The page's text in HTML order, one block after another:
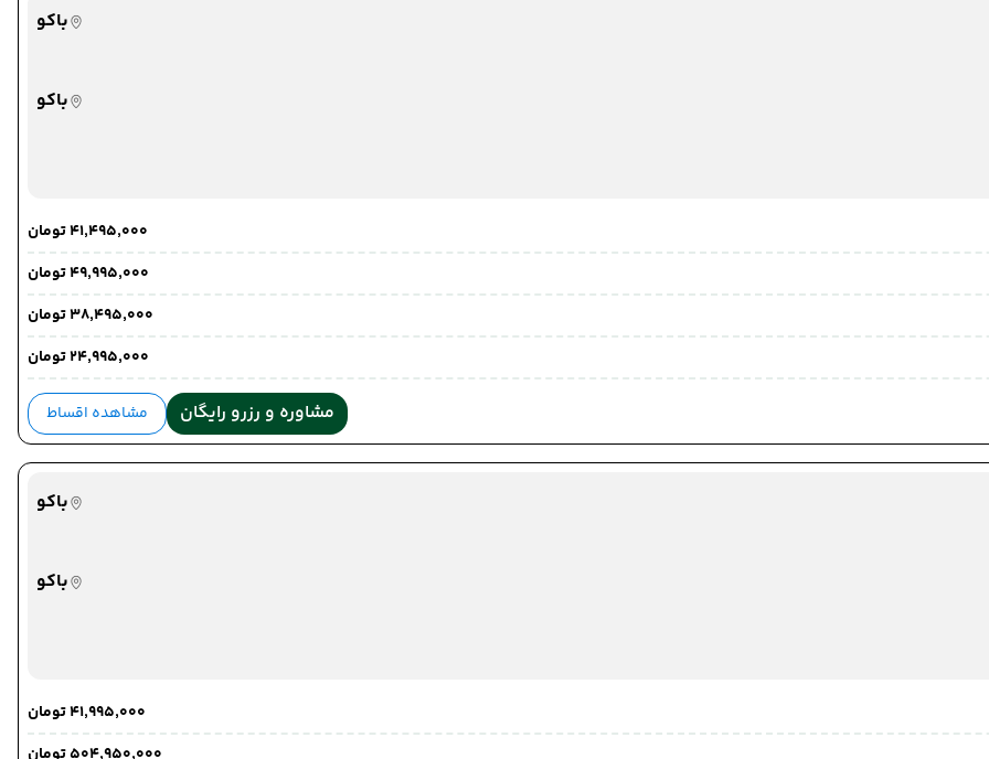
باکو
باکو
۴۱٬۴۹۵٬۰۰۰ تومان
۴۹٬۹۹۵٬۰۰۰ تومان
۳۸٬۴۹۵٬۰۰۰ تومان
۲۴٬۹۹۵٬۰۰۰ تومان
مشاوره و رزرو رایگان مشاهده اقساط
باکو
باکو
۴۱٬۹۹۵٬۰۰۰ تومان